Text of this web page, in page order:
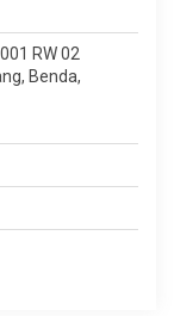
RW 02
Benda,